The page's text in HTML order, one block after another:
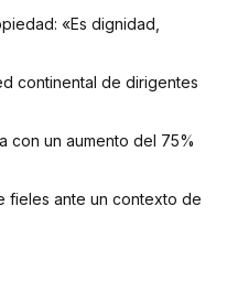
«Es dignidad,
continental de dirigentes
con un aumento del 75%
fieles ante un contexto de